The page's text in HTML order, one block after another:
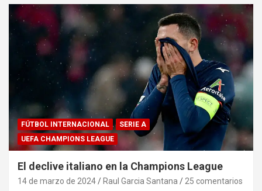
FÚTBOL INTERNACIONAL
SERIE A
UEFA CHAMPIONS LEAGUE
El declive italiano en la Champions League
14 de marzo de 2024 Raul Garcia Santana 25 comentarios